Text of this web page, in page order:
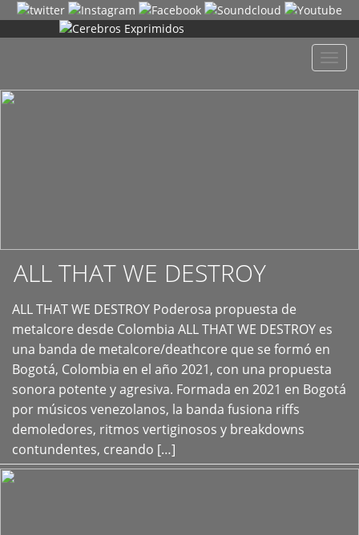
ALL THAT WE DESTROY
ALL THAT WE DESTROY Poderosa propuesta de
metalcore desde Colombia ALL THAT WE DESTROY es
una banda de metalcore/deathcore que se formó en
Bogotá, Colombia en el año 2021, con una propuesta
sonora potente y agresiva. Formada en 2021 en Bogotá
por músicos venezolanos, la banda fusiona riffs
demoledores, ritmos vertiginosos y breakdowns
contundentes, creando […]
+